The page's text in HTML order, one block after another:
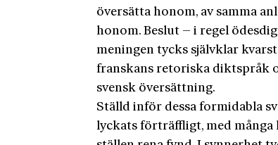
översätta honom, av samma
honom. Beslut – i regel
meningen tycks självklar
franskans retoriska diktspråk
svensk översättning.
Ställd inför dessa formidabla
lyckats förträffligt, med